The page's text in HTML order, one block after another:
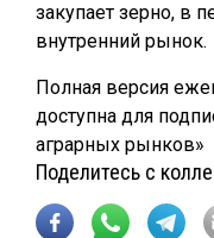
закупает зерно, в
внутренний рынок.
Полная версия
доступна для
аграрных рынков»
Поделитесь с